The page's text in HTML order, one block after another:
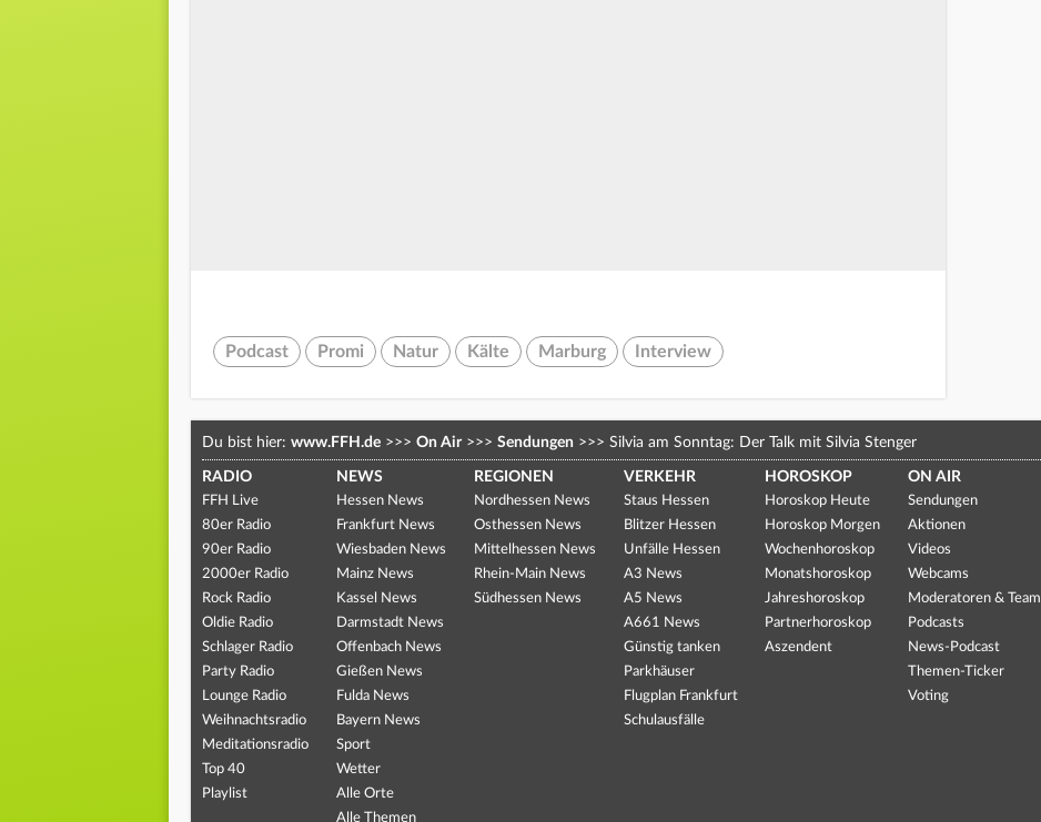
Podcast Promi Natur Kälte Marburg Interview
Du bist hier: www.FFH.de >>> On Air >>> Sendungen >>> Silvia am Sonntag: Der Talk mit Silvia Stenger
RADIO
FFH Live
80er Radio
90er Radio
2000er Radio
Rock Radio
Oldie Radio
Schlager Radio
Party Radio
Lounge Radio
Weihnachtsradio
Meditationsradio
Top 40
Playlist
NEWS
Hessen News
Frankfurt News
Wiesbaden News
Mainz News
Kassel News
Darmstadt News
Offenbach News
Gießen News
Fulda News
Bayern News
Sport
Wetter
Alle Orte
Alle Themen
REGIONEN
Nordhessen News
Osthessen News
Mittelhessen News
Rhein-Main News
Südhessen News
VERKEHR
Staus Hessen
Blitzer Hessen
Unfälle Hessen
A3 News
A5 News
A661 News
Günstig tanken
Parkhäuser
Flugplan Frankfurt
Schulausfälle
HOROSKOP
Horoskop Heute
Horoskop Morgen
Wochenhoroskop
Monatshoroskop
Jahreshoroskop
Partnerhoroskop
Aszendent
ON AIR
Sendungen
Aktionen
Videos
Webcams
Moderatoren & Team
Podcasts
News-Podcast
Themen-Ticker
Voting